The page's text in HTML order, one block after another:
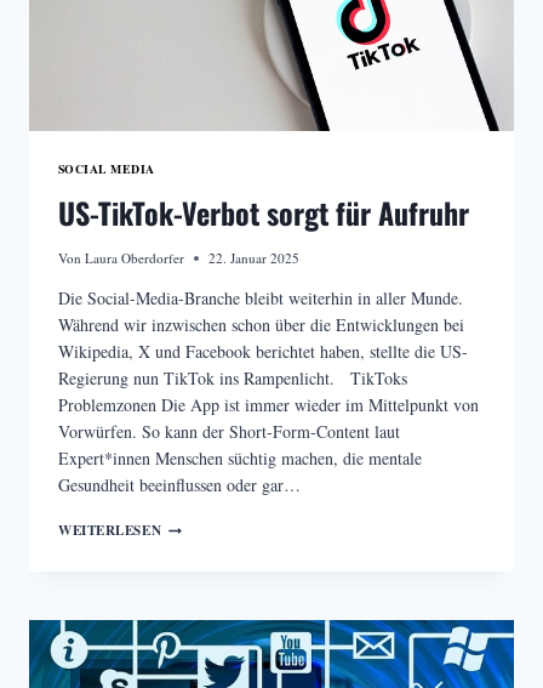
SOCIAL MEDIA
US-TikTok-Verbot sorgt für Aufruhr
Von Laura Oberdorfer 22. Januar 2025
Die Social-Media-Branche bleibt weiterhin in aller Munde.
Während wir inzwischen schon über die Entwicklungen bei
Wikipedia, X und Facebook berichtet haben, stellte die US-
Regierung nun TikTok ins Rampenlicht. TikToks
Problemzonen Die App ist immer wieder im Mittelpunkt von
Vorwürfen. So kann der Short-Form-Content laut
Expert*innen Menschen süchtig machen, die mentale
Gesundheit beeinflussen oder gar…
WEITERLESENUS-
AUFRUHR